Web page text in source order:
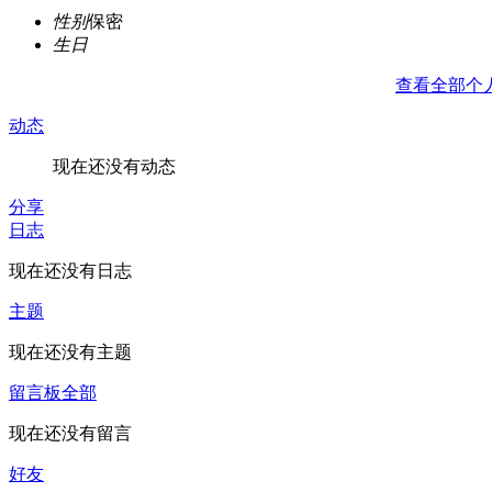
性别保密
生日
查看全部个
动态
现在还没有动态
分享
日志
现在还没有日志
主题
现在还没有主题
留言板全部
现在还没有留言
好友